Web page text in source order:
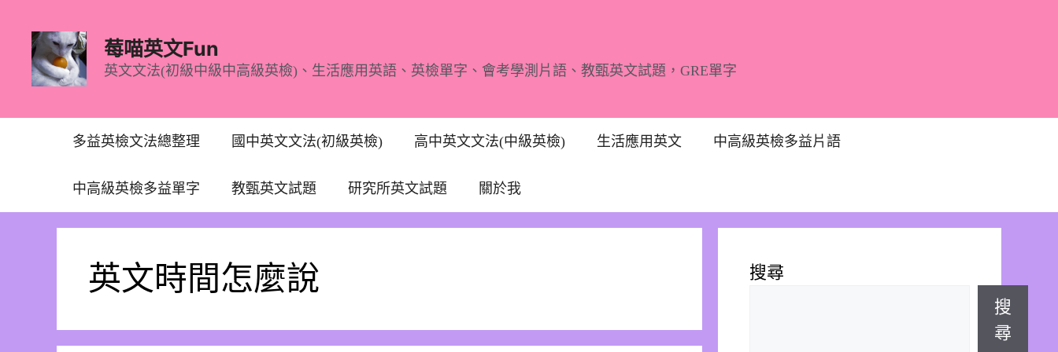
內
莓喵英文Fun
英文文法(初級中級中高級英檢)、生活應用英語、英檢單字、會考學測片語、教甄英文試題，GRE單字
多益英檢文法總整理 國中英文文法(初級英檢) 高中英文文法(中級英檢) 生活應用英文 中高級英檢多益片語
中高級英檢多益單字 教甄英文試題 研究所英文試題 關於我
英文時間怎麼說
搜尋
搜
尋